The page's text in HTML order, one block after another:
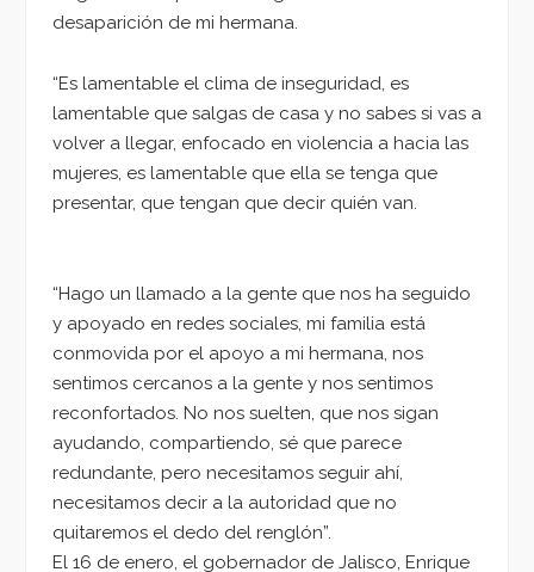
desaparición de mi hermana.
“Es lamentable el clima de inseguridad, es
lamentable que salgas de casa y no sabes si vas a
volver a llegar, enfocado en violencia a hacia las
mujeres, es lamentable que ella se tenga que
presentar, que tengan que decir quién van.
“Hago un llamado a la gente que nos ha seguido
y apoyado en redes sociales, mi familia está
conmovida por el apoyo a mi hermana, nos
sentimos cercanos a la gente y nos sentimos
reconfortados. No nos suelten, que nos sigan
ayudando, compartiendo, sé que parece
redundante, pero necesitamos seguir ahí,
necesitamos decir a la autoridad que no
quitaremos el dedo del renglón”.
El 16 de enero, el gobernador de Jalisco, Enrique